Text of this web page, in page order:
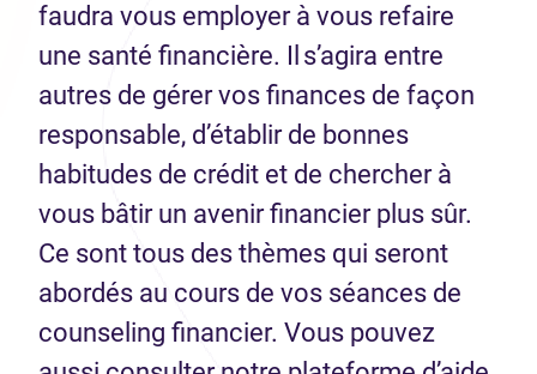
faudra vous employer à vous refaire
une santé financière. Il s’agira entre
autres de gérer vos finances de façon
responsable, d’établir de bonnes
habitudes de crédit et de chercher à
vous bâtir un avenir financier plus sûr.
Ce sont tous des thèmes qui seront
abordés au cours de vos séances de
counseling financier. Vous pouvez